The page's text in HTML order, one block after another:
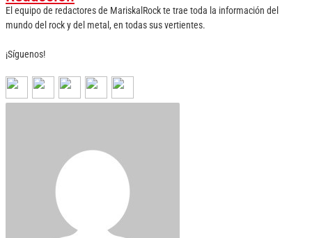
El equipo de redactores de MariskalRock te trae toda la información del
mundo del rock y del metal, en todas sus vertientes.
¡Síguenos!